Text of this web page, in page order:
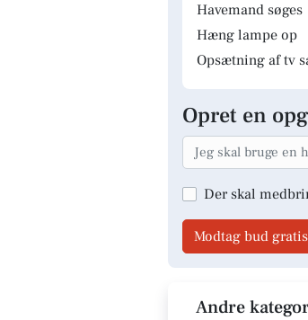
Havemand søges
Hæng lampe op
Opsætning af tv
Opret en
Der skal
Modtag bud gratis
Andre